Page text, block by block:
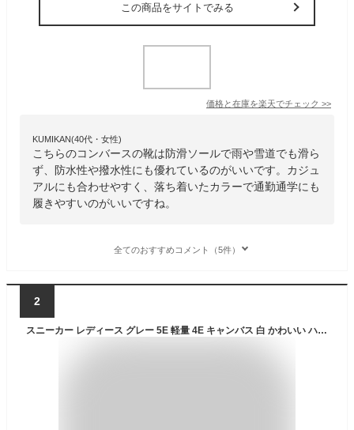
この商品をサイトでみる
価格と在庫を楽天でチェック >>
KUMIKAN(40代・女性)
こちらのコンバースの靴は防滑ソールで雨や雪道でも滑ら
ず、防水性や撥水性にも優れているのがいいです。カジュ
アルにも合わせやすく、落ち着いたカラーで通勤通学にも
履きやすいのがいいですね。
全てのおすすめコメント（5件）
2
スニーカー レディース グレー 5E 軽量 4E キャンバス 白 かわいい ハイカット 新作 キルティング 秋 3E スリッポン ボア 冬 シューズ 歩きやすい 厚底 疲れない 雪道 夏 おしゃれ ブランド 靴 ピンク あったか 軽い 黒 24.5 人気 春 幅広 ブランド ランキング shs-710